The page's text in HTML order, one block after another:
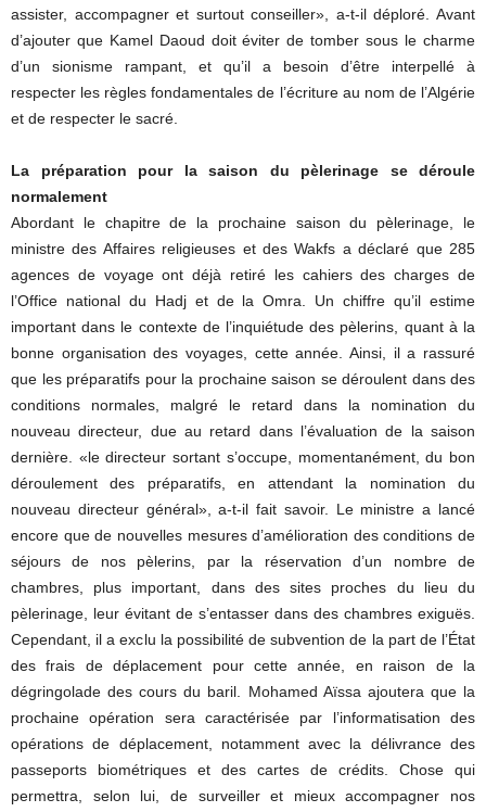
assister, accompagner et surtout conseiller», a-t-il déploré. Avant
d’ajouter que Kamel Daoud doit éviter de tomber sous le charme
d’un sionisme rampant, et qu’il a besoin d’être interpellé à
respecter les règles fondamentales de l’écriture au nom de l’Algérie
et de respecter le sacré.
La préparation pour la saison du pèlerinage se déroule
normalement
Abordant le chapitre de la prochaine saison du pèlerinage, le
ministre des Affaires religieuses et des Wakfs a déclaré que 285
agences de voyage ont déjà retiré les cahiers des charges de
l’Office national du Hadj et de la Omra. Un chiffre qu’il estime
important dans le contexte de l’inquiétude des pèlerins, quant à la
bonne organisation des voyages, cette année. Ainsi, il a rassuré
que les préparatifs pour la prochaine saison se déroulent dans des
conditions normales, malgré le retard dans la nomination du
nouveau directeur, due au retard dans l’évaluation de la saison
dernière. «le directeur sortant s’occupe, momentanément, du bon
déroulement des préparatifs, en attendant la nomination du
nouveau directeur général», a-t-il fait savoir. Le ministre a lancé
encore que de nouvelles mesures d’amélioration des conditions de
séjours de nos pèlerins, par la réservation d’un nombre de
chambres, plus important, dans des sites proches du lieu du
pèlerinage, leur évitant de s’entasser dans des chambres exiguës.
Cependant, il a exclu la possibilité de subvention de la part de l’État
des frais de déplacement pour cette année, en raison de la
dégringolade des cours du baril. Mohamed Aïssa ajoutera que la
prochaine opération sera caractérisée par l’informatisation des
opérations de déplacement, notamment avec la délivrance des
passeports biométriques et des cartes de crédits. Chose qui
permettra, selon lui, de surveiller et mieux accompagner nos